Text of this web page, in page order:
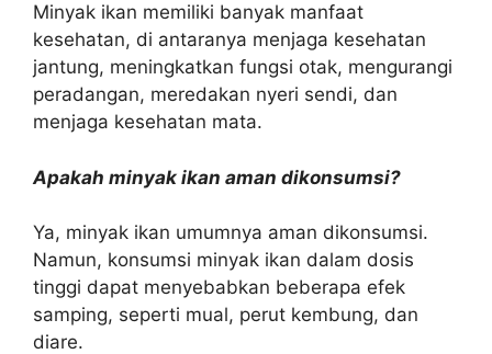
Minyak ikan memiliki banyak manfaat
kesehatan, di antaranya menjaga kesehatan
jantung, meningkatkan fungsi otak, mengurangi
peradangan, meredakan nyeri sendi, dan
menjaga kesehatan mata.
Apakah minyak ikan aman dikonsumsi?
Ya, minyak ikan umumnya aman dikonsumsi.
Namun, konsumsi minyak ikan dalam dosis
tinggi dapat menyebabkan beberapa efek
samping, seperti mual, perut kembung, dan
diare.